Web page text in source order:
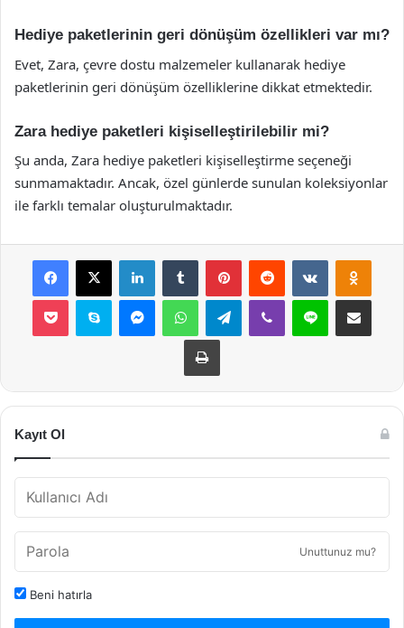
Hediye paketlerinin geri dönüşüm özellikleri var mı?
Evet, Zara, çevre dostu malzemeler kullanarak hediye
paketlerinin geri dönüşüm özelliklerine dikkat etmektedir.
Zara hediye paketleri kişiselleştirilebilir mi?
Şu anda, Zara hediye paketleri kişiselleştirme seçeneği
sunmamaktadır. Ancak, özel günlerde sunulan koleksiyonlar
ile farklı temalar oluşturulmaktadır.
Facebook
X LinkedInTumblr PinterestReddit VKontakte
Pocket Skype MessengerWhatsAppTelegramViber Line E-Posta ile
Yazdır
Kayıt Ol
Unuttunuz mu?
Beni hatırla